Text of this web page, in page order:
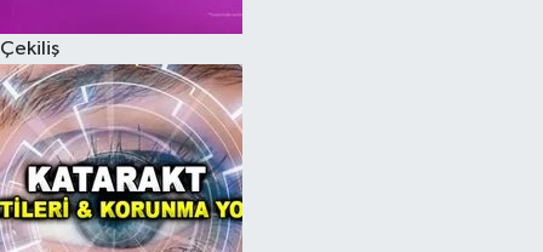
Çekiliş